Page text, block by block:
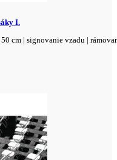
I.
cm | signovanie vzadu |